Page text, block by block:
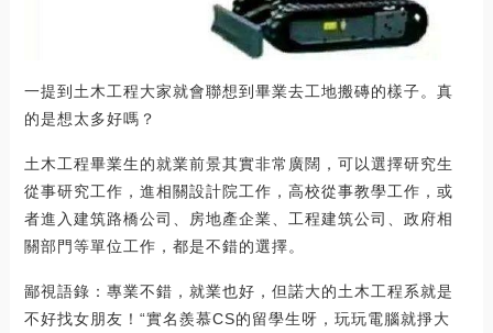
一提到土木工程大家就會聯想到畢業去工地搬磚的樣子。真
的是想太多好嗎？
土木工程畢業生的就業前景其實非常廣闊，可以選擇研究生
從事研究工作，進相關設計院工作，高校從事教學工作，或
者進入建筑路橋公司、房地產企業、工程建筑公司、政府相
關部門等單位工作，都是不錯的選擇。
鄙視語錄：專業不錯，就業也好，但諾大的土木工程系就是
不好找女朋友！“實名羨慕CS的留學生呀，玩玩電腦就掙大